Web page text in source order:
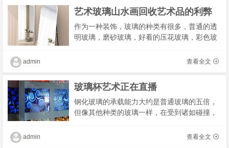
艺术玻璃山水画回收艺术品的利弊
作为一种装饰，玻璃的种类有很多，普通的透
明玻璃，磨砂玻璃，好看的压花玻璃，彩色玻
能给人雅致高贵的质感，而且充分利用了玻璃
查看全文
admin
玻璃杯艺术正在直播
钢化玻璃的承载能力大约是普通玻璃的五倍，
但像其他种类的玻璃一样，在受到诸如碰撞，
缘是对外力较敏感和较薄弱的部分，当钢化玻
查看全文
admin